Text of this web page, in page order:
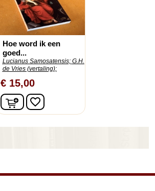
Hoe word ik een
goed...
Lucianus Samosatensis; G.H.
de Vries (vertaling);
€ 15,00
In winkelwagen
favorite_border